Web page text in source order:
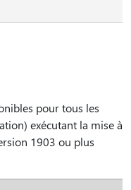
pour tous les
exécutant la mise à
1903 ou plus